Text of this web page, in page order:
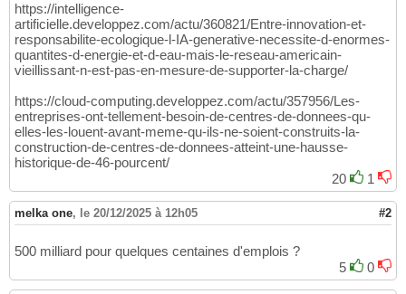
https://intelligence-
artificielle.developpez.com/actu/360821/Entre-innovation-et-
responsabilite-ecologique-l-IA-generative-necessite-d-enormes-
quantites-d-energie-et-d-eau-mais-le-reseau-americain-
vieillissant-n-est-pas-en-mesure-de-supporter-la-charge/
https://cloud-computing.developpez.com/actu/357956/Les-
entreprises-ont-tellement-besoin-de-centres-de-donnees-qu-
elles-les-louent-avant-meme-qu-ils-ne-soient-construits-la-
construction-de-centres-de-donnees-atteint-une-hausse-
historique-de-46-pourcent/
20
1
melka one, le 20/12/2025 à 12h05 #2
500 milliard pour quelques centaines d'emplois ?
5
0